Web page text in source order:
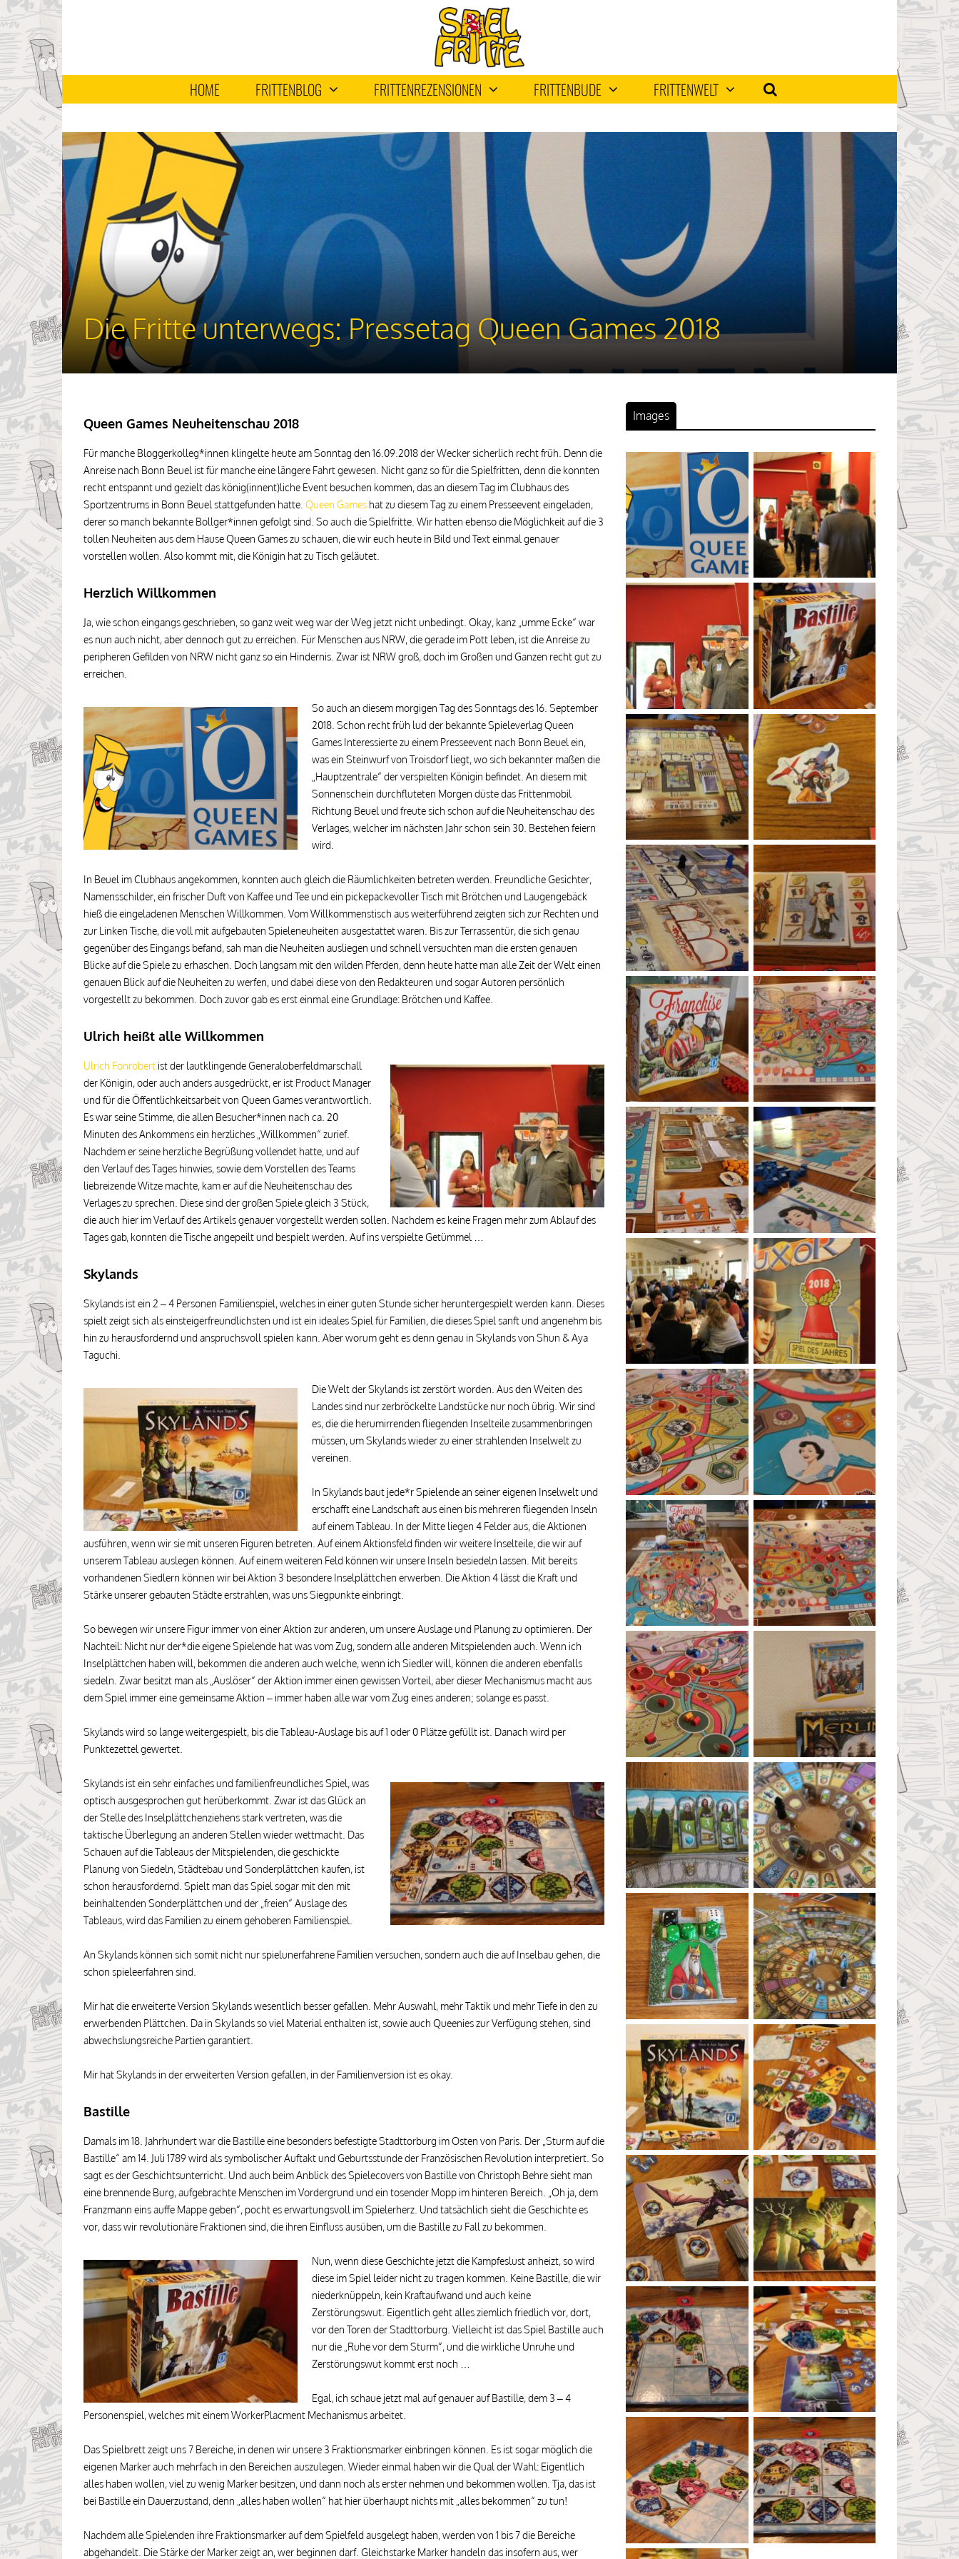
HOME FRITTENBLOG FRITTENREZENSIONEN FRITTENBUDE FRITTENWELT
Die Fritte unterwegs: Pressetag Queen Games 2018
Queen Games Neuheitenschau 2018
Für manche Bloggerkolleg*innen klingelte heute am Sonntag den 16.09.2018 der Wecker sicherlich recht früh. Denn die
Anreise nach Bonn Beuel ist für manche eine längere Fahrt gewesen. Nicht ganz so für die Spielfritten, denn die konnten
recht entspannt und gezielt das könig(innent)liche Event besuchen kommen, das an diesem Tag im Clubhaus des
Sportzentrums in Bonn Beuel stattgefunden hatte. Queen Games hat zu diesem Tag zu einem Presseevent eingeladen,
derer so manch bekannte Bollger*innen gefolgt sind. So auch die Spielfritte. Wir hatten ebenso die Möglichkeit auf die 3
tollen Neuheiten aus dem Hause Queen Games zu schauen, die wir euch heute in Bild und Text einmal genauer
vorstellen wollen. Also kommt mit, die Königin hat zu Tisch geläutet.
Herzlich Willkommen
Ja, wie schon eingangs geschrieben, so ganz weit weg war der Weg jetzt nicht unbedingt. Okay, kanz „umme Ecke“ war
es nun auch nicht, aber dennoch gut zu erreichen. Für Menschen aus NRW, die gerade im Pott leben, ist die Anreise zu
peripheren Gefilden von NRW nicht ganz so ein Hindernis. Zwar ist NRW groß, doch im Großen und Ganzen recht gut zu
erreichen.
So auch an diesem morgigen Tag des Sonntags des 16. September
2018. Schon recht früh lud der bekannte Spieleverlag Queen
Games Interessierte zu einem Presseevent nach Bonn Beuel ein,
was ein Steinwurf von Troisdorf liegt, wo sich bekannter maßen die
„Hauptzentrale“ der verspielten Königin befindet. An diesem mit
Sonnenschein durchfluteten Morgen düste das Frittenmobil
Richtung Beuel und freute sich schon auf die Neuheitenschau des
Verlages, welcher im nächsten Jahr schon sein 30. Bestehen feiern
wird.
In Beuel im Clubhaus angekommen, konnten auch gleich die Räumlichkeiten betreten werden. Freundliche Gesichter,
Namensschilder, ein frischer Duft von Kaffee und Tee und ein pickepackevoller Tisch mit Brötchen und Laugengebäck
hieß die eingeladenen Menschen Willkommen. Vom Willkommenstisch aus weiterführend zeigten sich zur Rechten und
zur Linken Tische, die voll mit aufgebauten Spieleneuheiten ausgestattet waren. Bis zur Terrassentür, die sich genau
gegenüber des Eingangs befand, sah man die Neuheiten ausliegen und schnell versuchten man die ersten genauen
Blicke auf die Spiele zu erhaschen. Doch langsam mit den wilden Pferden, denn heute hatte man alle Zeit der Welt einen
genauen Blick auf die Neuheiten zu werfen, und dabei diese von den Redakteuren und sogar Autoren persönlich
vorgestellt zu bekommen. Doch zuvor gab es erst einmal eine Grundlage: Brötchen und Kaffee.
Ulrich heißt alle Willkommen
Ulrich Fonrobert ist der lautklingende Generaloberfeldmarschall
der Königin, oder auch anders ausgedrückt, er ist Product Manager
und für die Öffentlichkeitsarbeit von Queen Games verantwortlich.
Es war seine Stimme, die allen Besucher*innen nach ca. 20
Minuten des Ankommens ein herzliches „Willkommen“ zurief.
Nachdem er seine herzliche Begrüßung vollendet hatte, und auf
den Verlauf des Tages hinwies, sowie dem Vorstellen des Teams
liebreizende Witze machte, kam er auf die Neuheitenschau des
Verlages zu sprechen. Diese sind der großen Spiele gleich 3 Stück,
die auch hier im Verlauf des Artikels genauer vorgestellt werden sollen. Nachdem es keine Fragen mehr zum Ablauf des
Tages gab, konnten die Tische angepeilt und bespielt werden. Auf ins verspielte Getümmel …
Skylands
Skylands ist ein 2 – 4 Personen Familienspiel, welches in einer guten Stunde sicher heruntergespielt werden kann. Dieses
spielt zeigt sich als einsteigerfreundlichsten und ist ein ideales Spiel für Familien, die dieses Spiel sanft und angenehm bis
hin zu herausfordernd und anspruchsvoll spielen kann. Aber worum geht es denn genau in Skylands von Shun & Aya
Taguchi.
Die Welt der Skylands ist zerstört worden. Aus den Weiten des
Landes sind nur zerbröckelte Landstücke nur noch übrig. Wir sind
es, die die herumirrenden fliegenden Inselteile zusammenbringen
müssen, um Skylands wieder zu einer strahlenden Inselwelt zu
vereinen.
In Skylands baut jede*r Spielende an seiner eigenen Inselwelt und
erschafft eine Landschaft aus einen bis mehreren fliegenden Inseln
auf einem Tableau. In der Mitte liegen 4 Felder aus, die Aktionen
ausführen, wenn wir sie mit unseren Figuren betreten. Auf einem Aktionsfeld finden wir weitere Inselteile, die wir auf
unserem Tableau auslegen können. Auf einem weiteren Feld können wir unsere Inseln besiedeln lassen. Mit bereits
vorhandenen Siedlern können wir bei Aktion 3 besondere Inselplättchen erwerben. Die Aktion 4 lässt die Kraft und
Stärke unserer gebauten Städte erstrahlen, was uns Siegpunkte einbringt.
So bewegen wir unsere Figur immer von einer Aktion zur anderen, um unsere Auslage und Planung zu optimieren. Der
Nachteil: Nicht nur der*die eigene Spielende hat was vom Zug, sondern alle anderen Mitspielenden auch. Wenn ich
Inselplättchen haben will, bekommen die anderen auch welche, wenn ich Siedler will, können die anderen ebenfalls
siedeln. Zwar besitzt man als „Auslöser“ der Aktion immer einen gewissen Vorteil, aber dieser Mechanismus macht aus
dem Spiel immer eine gemeinsame Aktion – immer haben alle war vom Zug eines anderen; solange es passt.
Skylands wird so lange weitergespielt, bis die Tableau-Auslage bis auf 1 oder 0 Plätze gefüllt ist. Danach wird per
Punktezettel gewertet.
Skylands ist ein sehr einfaches und familienfreundliches Spiel, was
optisch ausgesprochen gut herüberkommt. Zwar ist das Glück an
der Stelle des Inselplättchenziehens stark vertreten, was die
taktische Überlegung an anderen Stellen wieder wettmacht. Das
Schauen auf die Tableaus der Mitspielenden, die geschickte
Planung von Siedeln, Städtebau und Sonderplättchen kaufen, ist
schon herausfordernd. Spielt man das Spiel sogar mit den mit
beinhaltenden Sonderplättchen und der „freien“ Auslage des
Tableaus, wird das Familien zu einem gehoberen Familienspiel.
An Skylands können sich somit nicht nur spielunerfahrene Familien versuchen, sondern auch die auf Inselbau gehen, die
schon spieleerfahren sind.
Mir hat die erweiterte Version Skylands wesentlich besser gefallen. Mehr Auswahl, mehr Taktik und mehr Tiefe in den zu
erwerbenden Plättchen. Da in Skylands so viel Material enthalten ist, sowie auch Queenies zur Verfügung stehen, sind
abwechslungsreiche Partien garantiert.
Mir hat Skylands in der erweiterten Version gefallen, in der Familienversion ist es okay.
Bastille
Damals im 18. Jahrhundert war die Bastille eine besonders befestigte Stadttorburg im Osten von Paris. Der „Sturm auf die
Bastille“ am 14. Juli 1789 wird als symbolischer Auftakt und Geburtsstunde der Französischen Revolution interpretiert. So
sagt es der Geschichtsunterricht. Und auch beim Anblick des Spielecovers von Bastille von Christoph Behre sieht man
eine brennende Burg, aufgebrachte Menschen im Vordergrund und ein tosender Mopp im hinteren Bereich. „Oh ja, dem
Franzmann eins auffe Mappe geben“, pocht es erwartungsvoll im Spielerherz. Und tatsächlich sieht die Geschichte es
vor, dass wir revolutionäre Fraktionen sind, die ihren Einfluss ausüben, um die Bastille zu Fall zu bekommen.
Nun, wenn diese Geschichte jetzt die Kampfeslust anheizt, so wird
diese im Spiel leider nicht zu tragen kommen. Keine Bastille, die wir
niederknüppeln, kein Kraftaufwand und auch keine
Zerstörungswut. Eigentlich geht alles ziemlich friedlich vor, dort,
vor den Toren der Stadttorburg. Vielleicht ist das Spiel Bastille auch
nur die „Ruhe vor dem Sturm“, und die wirkliche Unruhe und
Zerstörungswut kommt erst noch …
Egal, ich schaue jetzt mal auf genauer auf Bastille, dem 3 – 4
Personenspiel, welches mit einem WorkerPlacment Mechanismus arbeitet.
Das Spielbrett zeigt uns 7 Bereiche, in denen wir unsere 3 Fraktionsmarker einbringen können. Es ist sogar möglich die
eigenen Marker auch mehrfach in den Bereichen auszulegen. Wieder einmal haben wir die Qual der Wahl: Eigentlich
alles haben wollen, viel zu wenig Marker besitzen, und dann noch als erster nehmen und bekommen wollen. Tja, das ist
bei Bastille ein Dauerzustand, denn „alles haben wollen“ hat hier überhaupt nichts mit „alles bekommen“ zu tun!
Nachdem alle Spielenden ihre Fraktionsmarker auf dem Spielfeld ausgelegt haben, werden von 1 bis 7 die Bereiche
abgehandelt. Die Stärke der Marker zeigt an, wer beginnen darf. Gleichstarke Marker handeln das insofern aus, wer
Images